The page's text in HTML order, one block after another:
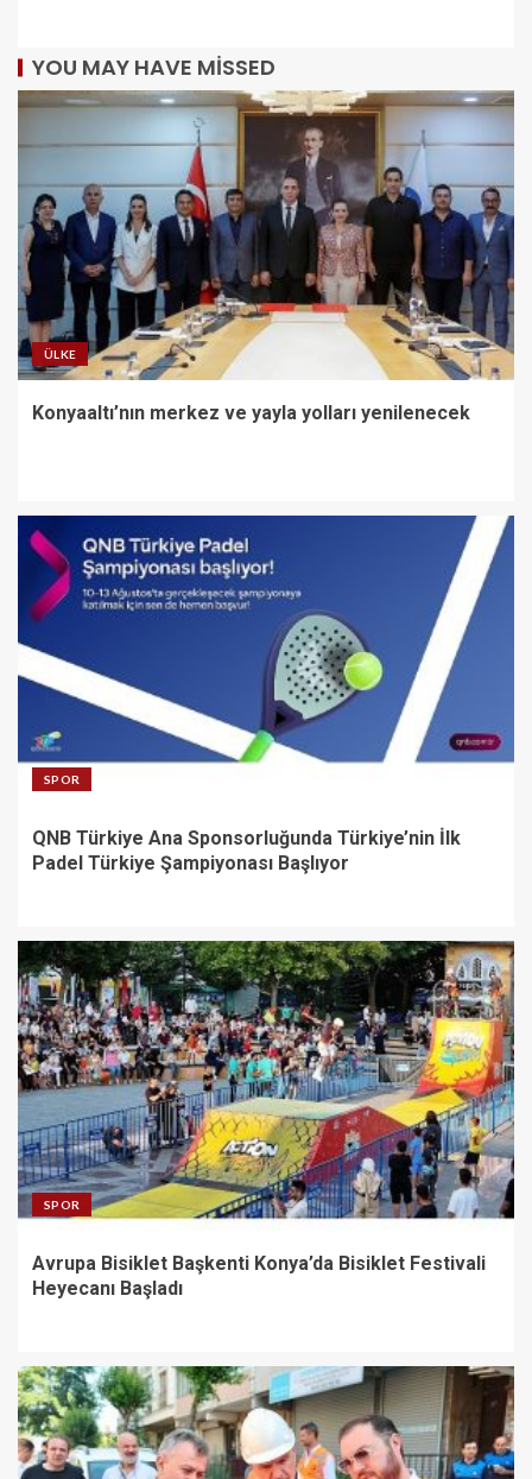
YOU MAY HAVE MISSED
ÜLKE
Konyaaltı’nın merkez ve yayla yolları yenilenecek
SPOR
QNB Türkiye Ana Sponsorluğunda Türkiye’nin İlk
Padel Türkiye Şampiyonası Başlıyor
SPOR
Avrupa Bisiklet Başkenti Konya’da Bisiklet Festivali
Heyecanı Başladı